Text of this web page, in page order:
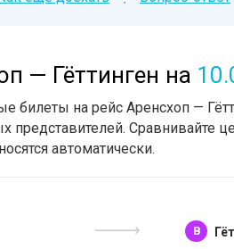
— Гёттинген на
билеты на рейс Аренсхоп —
представителей. Сравнивайте
автоматически.
B